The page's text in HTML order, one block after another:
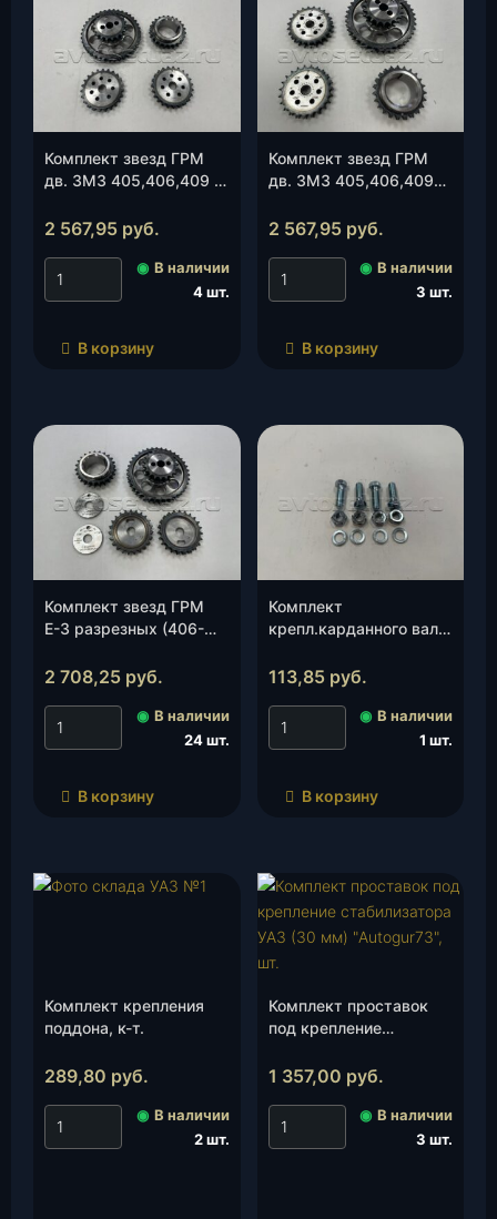
Комплект звезд ГРМ
дв. ЗМЗ 405,406,409 и
1006030-РМ)
2 567,95 руб.
◉ В наличии
4 шт.
В корзину
Комплект звезд ГРМ
дв. ЗМЗ 405,406,409
40РМ)(РУСМАШ), к-т.
2 567,95 руб.
◉ В наличии
3 шт.
В корзину
Комплект звезд ГРМ
Е-3 разрезных (406-
(РУСМАШ), к-т.
2 708,25 руб.
◉ В наличии
24 шт.
В корзину
Комплект
крепл.карданного вала
«УАЗ», ГАЗ» (болт
к-т.
113,85 руб.
◉ В наличии
1 шт.
В корзину
Комплект крепления
поддона, к-т.
289,80 руб.
◉ В наличии
2 шт.
Комплект проставок
под крепление
мм) «Autogur73», шт.
1 357,00 руб.
◉ В наличии
3 шт.